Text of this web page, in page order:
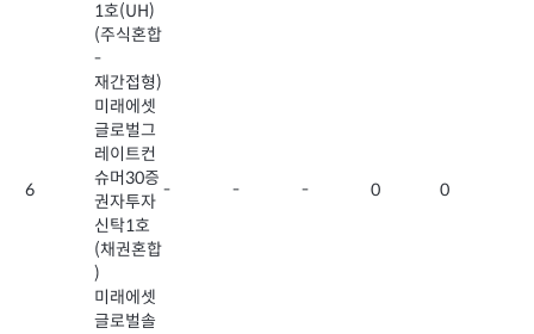
1호(UH)
(주식혼합
-
재간접형)
6
미래에셋
글로벌그
레이트컨
슈머30증
권자투자
신탁1호
(채권혼합
)
- - - 0 0
미래에셋
글로벌솔